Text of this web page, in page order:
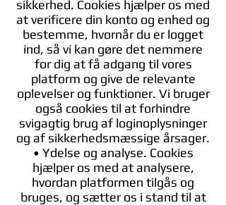
sikkerhed. Cookies hjælper os med
at verificere din konto og enhed og
bestemme, hvornår du er logget
ind, så vi kan gøre det nemmere
for dig at få adgang til vores
platform og give de relevante
oplevelser og funktioner. Vi bruger
også cookies til at forhindre
svigagtig brug af loginoplysninger
og af sikkerhedsmæssige årsager.
• Ydelse og analyse. Cookies
hjælper os med at analysere,
hvordan platformen tilgås og
bruges, og sætter os i stand til at